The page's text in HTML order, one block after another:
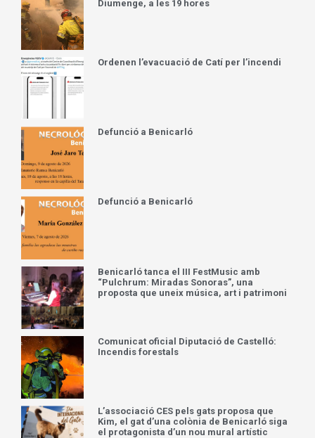
Diumenge, a les 19 hores
Ordenen l’evacuació de Catí per l’incendi
Defunció a Benicarló
Defunció a Benicarló
Benicarló tanca el III FestMusic amb
“Pulchrum: Miradas Sonoras”, una
proposta que uneix música, art i patrimoni
Comunicat oficial Diputació de Castelló:
Incendis forestals
L’associació CES pels gats proposa que
Kim, el gat d’una colònia de Benicarló siga
el protagonista d’un nou mural artístic